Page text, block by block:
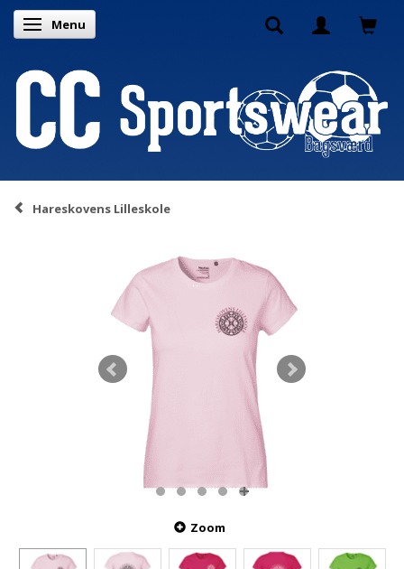
Toggle navigation
Menu
Hareskovens Lilleskole
Zoom